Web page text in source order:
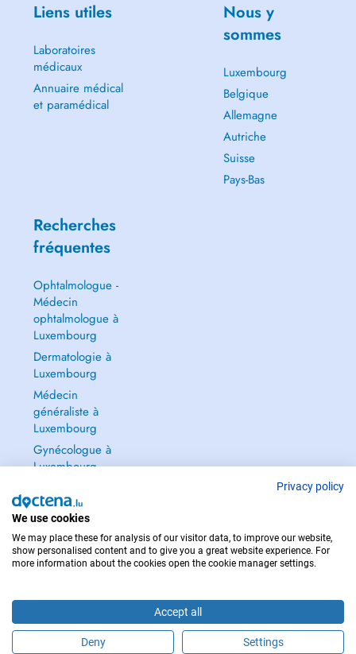
Prendre rendez-vous en ligne
Liens utiles
Laboratoires
médicaux
Annuaire médical
et paramédical
Nous y
sommes
Luxembourg
Belgique
Allemagne
Autriche
Suisse
Pays-Bas
Recherches
fréquentes
Ophtalmologue -
Médecin
ophtalmologue à
Luxembourg
Dermatologie à
Luxembourg
Médecin
généraliste à
Luxembourg
Gynécologue à
Luxembourg
POUR LES URGENCES, CONSULTEZ : 112
Privacy policy
We use cookies
We may place these for analysis of our visitor data, to improve our website,
show personalised content and to give you a great website experience. For
more information about the cookies open the cookie manager settings.
Accept all
Deny Settings